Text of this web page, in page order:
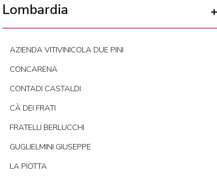
Lombardia
AZIENDA VITIVINICOLA DUE PINI
CONCARENA
CONTADI CASTALDI
CÀ DEI FRATI
FRATELLI BERLUCCHI
GUGLIELMINI GIUSEPPE
LA PIOTTA